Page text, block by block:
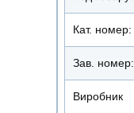
Кат. номер:
Зав. номер:
Виробник